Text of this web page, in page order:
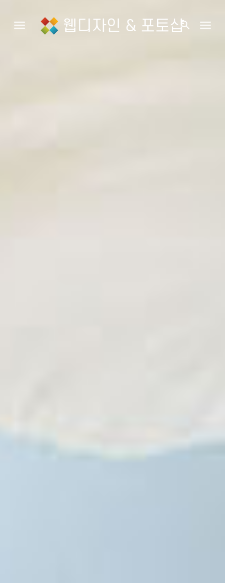
Toggle navigation웹디자인 & 포토샵search